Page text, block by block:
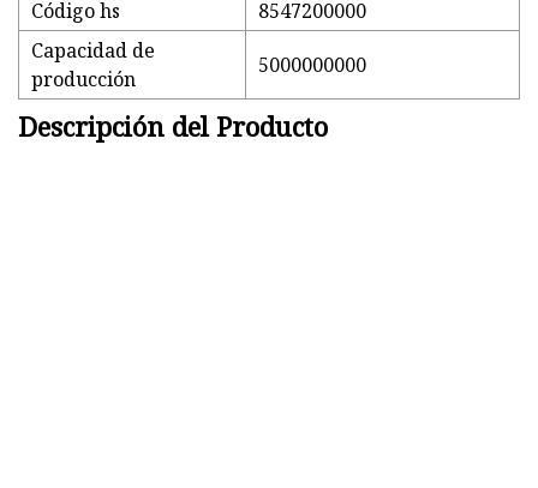
Código hs
8547200000
Capacidad de
producción
5000000000
Descripción del Producto